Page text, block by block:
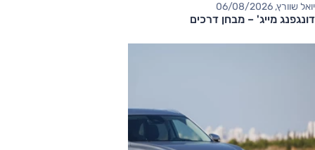
יואל שוורץ, 06/08/2026
דונגפנג מייג' – מבחן דרכים